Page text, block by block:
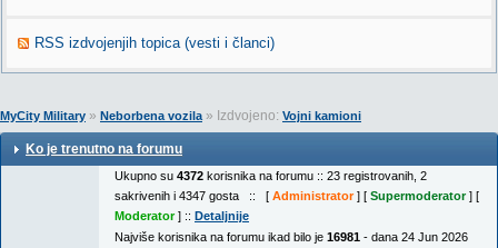
RSS izdvojenjih topica (vesti i članci)
MyCity Military » Neborbena vozila» Izdvojeno: Vojni kamioni
Ko je trenutno na forumu
Ukupno su 4372 korisnika na forumu :: 23 registrovanih, 2
sakrivenih i 4347 gosta :: [ Administrator] [ Supermoderator] [
Moderator] :: Detaljnije
Najviše korisnika na forumu ikad bilo je 16981 - dana 24 Jun 2026